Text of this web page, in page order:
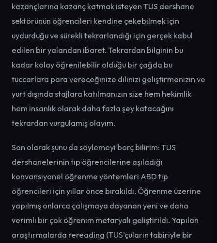
kazançlarına kazanç katmak isteyen TUS dershane
sektörünün öğrencileri kendine çekebilmek için
uydurduğu ve sürekli tekrarlandığı için gerçek kabul
edilen bir yalandan ibaret. Tekrardan bilginin bu
kadar kolay öğrenilebilir olduğu bir çağda bu
tüccarlara para vereceğinize dilinizi geliştirmenizin ve
yurt dışında stajlara katılmanızın size hem hekimlik
hem insanlık olarak daha fazla şey katacağını
tekrardan vurgulamış olayım.
Son olarak şunu da söylemeyi borç bilirim: TUS
dershanelerinin tıp öğrencilerine aşıladığı
konvansiyonel öğrenme yöntemleri ABD tıp
öğrencileri için yıllar önce bırakıldı. Öğrenme üzerine
yapılmış onlarca çalışmaya dayanan yeni ve daha
verimli bir çok öğrenim metaryali geliştirildi. Yapılan
araştırmalarda rereading (TUS’çuların tabiriyle bir